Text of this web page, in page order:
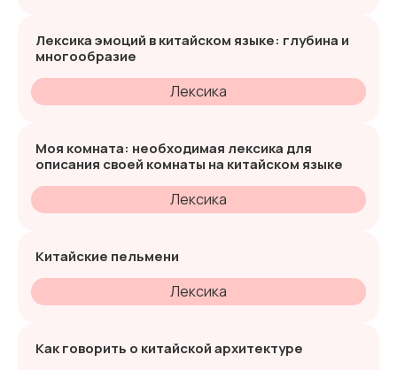
Лексика эмоций в китайском языке: глубина и
многообразие
Лексика
Моя комната: необходимая лексика для
описания своей комнаты на китайском языке
Лексика
Китайские пельмени
Лексика
Как говорить о китайской архитектуре